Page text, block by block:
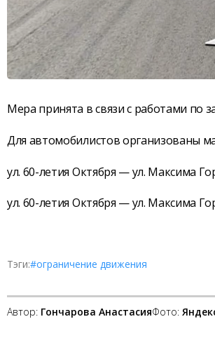
Мера принята в связи с работами по
Для автомобилистов организованы
ул. 60-летия Октября — ул. Максима
ул. 60-летия Октября — ул. Максима
Тэги:#ограничение движения
Автор: Гончарова АнастасияФото: